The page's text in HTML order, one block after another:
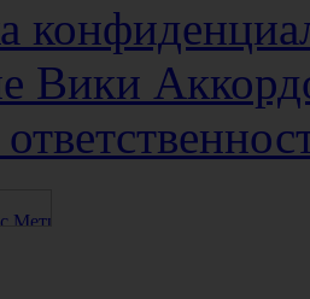
Вики